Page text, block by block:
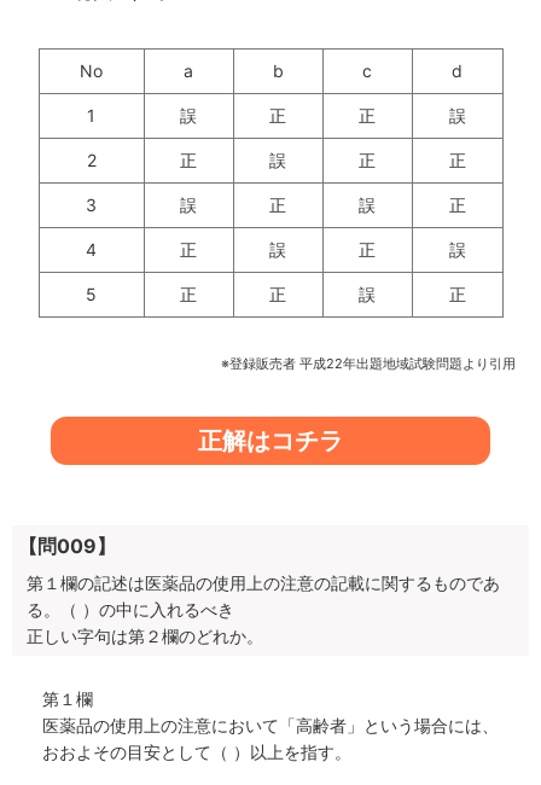
No a b c d
1 誤 正 正 誤
2 正 誤 正 正
3 誤 正 誤 正
4 正 誤 正 誤
5 正 正 誤 正
※登録販売者 平成22年出題地域試験問題より引用
正解はコチラ
【問009】
第１欄の記述は医薬品の使用上の注意の記載に関するものであ
る。（ ）の中に入れるべき
正しい字句は第２欄のどれか。
第１欄
医薬品の使用上の注意において「高齢者」という場合には、
おおよその目安として（ ）以上を指す。